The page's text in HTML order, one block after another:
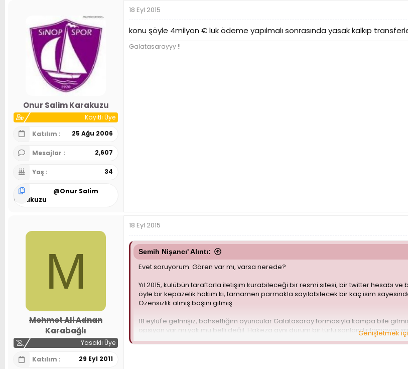
Onur Salim Karakuzu
Kayıtlı Üye
Katılım
25 Ağu 2006
Mesajlar 2,607
Yaş 34
@Onur Salim
Karakuzu
18 Eyl 2015
konu şöyle 4milyon € luk ödeme yapılmalı sonrasında yasak kalkıp
Galatasarayyy !!
M
Mehmet Ali Adnan
Karabağlı
Yasaklı Üye
Katılım
29 Eyl 2011
18 Eyl 2015
Semih Nişancı' Alıntı:
Evet soruyorum. Gören var mı, varsa nerede?
Yıl 2015, kulübün taraftarla iletişim kurabileceği bir resmi sitesi, bir twitter hesabı
öyle bir kepazelik hakim ki, tamamen parmakla sayılabilecek bir kaç isim
Özensizlik almış başını gitmiş.
18 eylül'e gelmişiz, bahsettiğim oyuncular Galatasaray formasıyla kampa bile
opsiyon var mı yok mu belli değil. Hakeza aynı durum bir türlü
bekliyoruz. Koskoca Galatasaray kulübü, taraftarını bilgilendirmeye tenezzül
Genişletmek